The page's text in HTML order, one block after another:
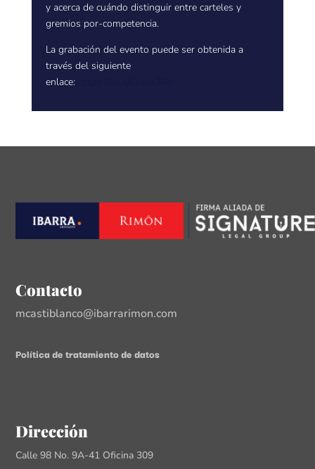
y acerca de cuándo distinguir entre carteles y
gremios por-competencia.
La grabación del evento puede ser obtenida a
través del siguiente
enlace:
Contacto
mcastiblanco@ibarrarimon.com
Política de tratamiento de datos
Dirección
Calle 98 No. 9A-41 Oficina 309